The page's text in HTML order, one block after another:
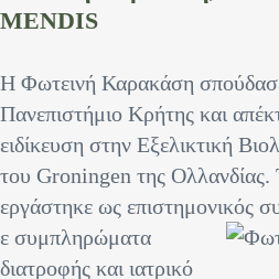
MENDIS
Η Φωτεινή Καρακάση
Πανεπιστήμιο Κρήτης και
ειδίκευση στην Εξελικτική
του Groningen της Ολλανδίας.
εργάστηκε ως επιστημονικός
ε συμπληρώματα
διατροφής και ιατρικό